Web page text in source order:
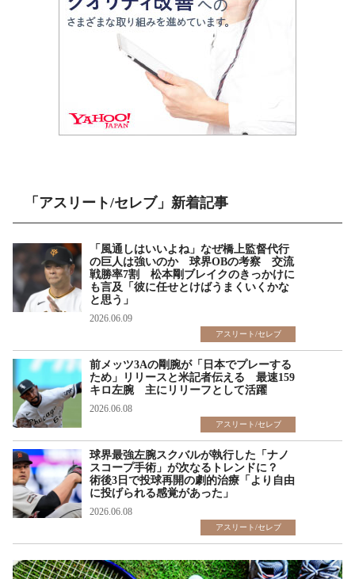
「アスリート/セレブ」新着記事
「風通しはいいよね」なぜ橋上監督代行
の巨人は強いのか 球界OBの考察 交流
戦勝率7割 松本剛ブレイクのきっかけに
も言及「彼に任せとけばうまくいくかな
と思う」
2026.06.09
アスリート/セレブ
前メッツ3Aの剛腕が「日本でプレーする
ため」リリースと米記者伝える 最速159
キロ左腕 主にリリーフとして活躍
2026.06.08
アスリート/セレブ
球界最強左腕スクバルが執行した「ナノ
スコープ手術」が次なるトレンドに？
術後3日で投球再開の劇的治療「より自由
に投げられる感覚があった」
2026.06.08
アスリート/セレブ